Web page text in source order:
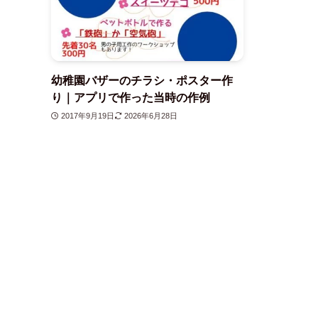
幼稚園バザーのチラシ・ポスター作
り｜アプリで作った当時の作例
2017年9月19日 2026年6月28日